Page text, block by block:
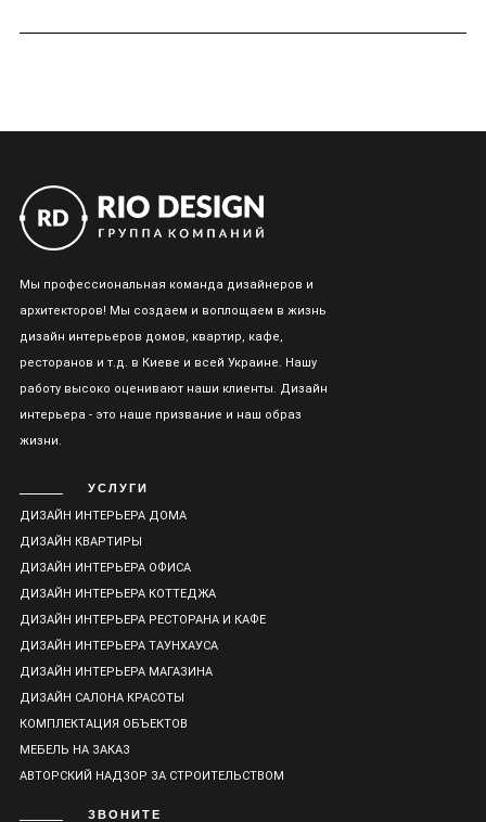
Мы профессиональная команда дизайнеров и
архитекторов! Мы создаем и воплощаем в жизнь
дизайн интерьеров домов, квартир, кафе,
ресторанов и т.д. в Киеве и всей Украине. Нашу
работу высоко оценивают наши клиенты. Дизайн
интерьера - это наше призвание и наш образ
жизни.
УСЛУГИ
ДИЗАЙН ИНТЕРЬЕРА ДОМА
ДИЗАЙН КВАРТИРЫ
ДИЗАЙН ИНТЕРЬЕРА ОФИСА
ДИЗАЙН ИНТЕРЬЕРА КОТТЕДЖА
ДИЗАЙН ИНТЕРЬЕРА РЕСТОРАНА И КАФЕ
ДИЗАЙН ИНТЕРЬЕРА ТАУНХАУСА
ДИЗАЙН ИНТЕРЬЕРА МАГАЗИНА
ДИЗАЙН САЛОНА КРАСОТЫ
КОМПЛЕКТАЦИЯ ОБЪЕКТОВ
МЕБЕЛЬ НА ЗАКАЗ
АВТОРСКИЙ НАДЗОР ЗА СТРОИТЕЛЬСТВОМ
ЗВОНИТЕ